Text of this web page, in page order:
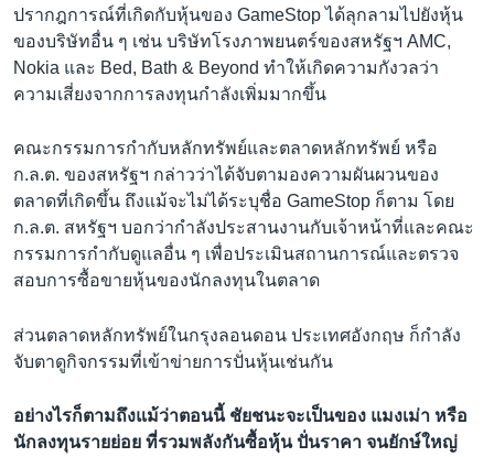
ปรากฎการณ์ที่เกิดกับหุ้นของ GameStop ได้ลุกลามไปยังหุ้น
ของบริษัทอื่น ๆ เช่น บริษัทโรงภาพยนตร์ของสหรัฐฯ AMC,
Nokia และ Bed, Bath & Beyond ทำให้เกิดความกังวลว่า
ความเสี่ยงจากการลงทุนกำลังเพิ่มมากขึ้น
คณะกรรมการกำกับหลักทรัพย์และตลาดหลักทรัพย์ หรือ
ก.ล.ต. ของสหรัฐฯ กล่าวว่าได้จับตามองความผันผวนของ
ตลาดที่เกิดขึ้น ถึงแม้จะไม่ได้ระบุชื่อ GameStop ก็ตาม โดย
ก.ล.ต. สหรัฐฯ บอกว่ากำลังประสานงานกับเจ้าหน้าที่และคณะ
กรรมการกำกับดูแลอื่น ๆ เพื่อประเมินสถานการณ์และตรวจ
สอบการซื้อขายหุ้นของนักลงทุนในตลาด
ส่วนตลาดหลักทรัพย์ในกรุงลอนดอน ประเทศอังกฤษ ก็กำลัง
จับตาดูกิจกรรมที่เข้าข่ายการปั่นหุ้นเช่นกัน
อย่างไรก็ตามถึงแม้ว่าตอนนี้ ชัยชนะจะเป็นของ แมงเม่า หรือ
นักลงทุนรายย่อย ที่รวมพลังกันซื้อหุ้น ปั่นราคา จนยักษ์ใหญ่